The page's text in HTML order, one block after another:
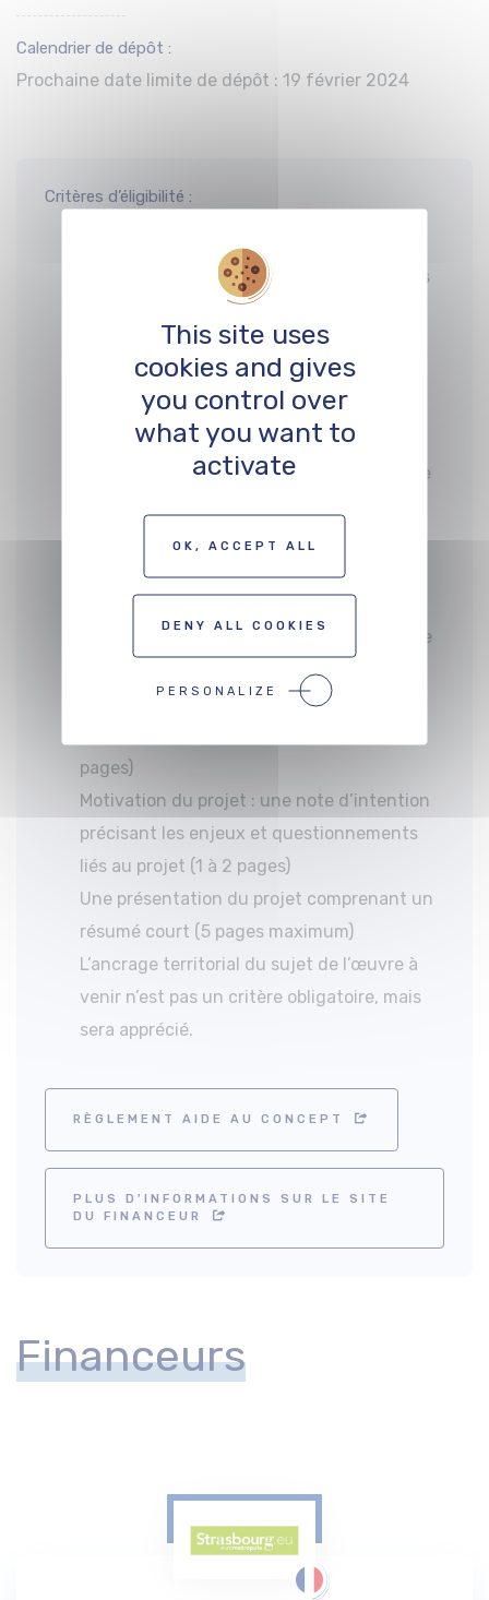
Calendrier de dépôt :
Prochaine date limite de dépôt : 19 février 2024
Critères d’éligibilité :
Les candidat.es doivent être domicilié.es
dans l’Eurométrople de Strasbourg et âgés
d’au moins 18 ans à la date de dépôt de la
candidature.
Une attention particulière sera portée aux
candidat.e.s émergent.e.s et issu.e.s de
quartiers prioritaires.
Une expérience dans le domaine artistique
Le format est libre (long-métrage,
courtmétrage, série, etc.).
Le projet présenté ne doit pas excéder 7
pages (visuels inclus et police de caractère
de minimum 10 et maximum 12) et
pages)
Motivation du projet : une note d’intention
précisant les enjeux et questionnements
liés au projet (1 à 2 pages)
Une présentation du projet comprenant un
résumé court (5 pages maximum)
L’ancrage territorial du sujet de l’œuvre à
venir n’est pas un critère obligatoire, mais
sera apprécié.
RÈGLEMENT AIDE AU CONCEPT
PLUS D'INFORMATIONS SUR LE SITE
DU FINANCEUR
Financeurs
This site uses
cookies and gives
you control over
what you want to
activate
OK, ACCEPT ALL
DENY ALL COOKIES
PERSONALIZE